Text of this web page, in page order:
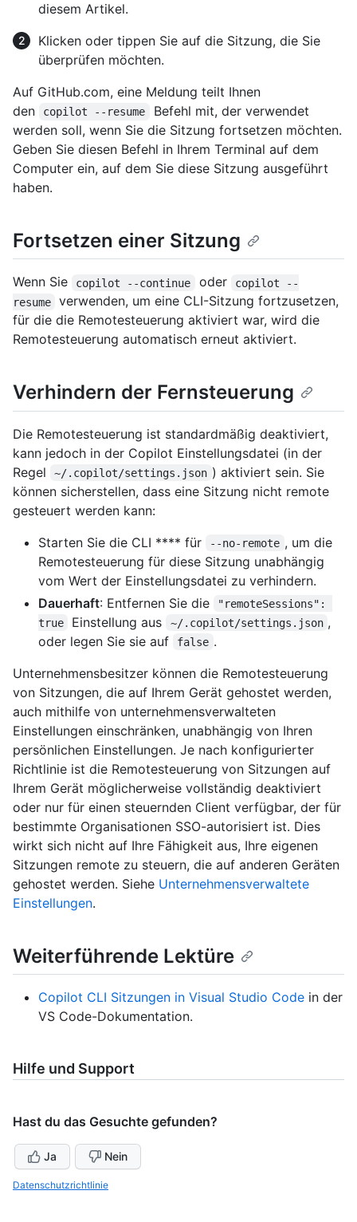
diesem Artikel.
Klicken oder tippen Sie auf die Sitzung, die Sie
überprüfen möchten.
Auf GitHub.com, eine Meldung teilt Ihnen
den
copilot --resume
Befehl mit, der verwendet
werden soll, wenn Sie die Sitzung fortsetzen möchten.
Geben Sie diesen Befehl in Ihrem Terminal auf dem
Computer ein, auf dem Sie diese Sitzung ausgeführt
haben.
Fortsetzen einer Sitzung
Wenn Sie copilot --continue oder
copilot --
resume
verwenden, um eine CLI-Sitzung fortzusetzen,
für die die Remotesteuerung aktiviert war, wird die
Remotesteuerung automatisch erneut aktiviert.
Verhindern der Fernsteuerung
Die Remotesteuerung ist standardmäßig deaktiviert,
kann jedoch in der Copilot Einstellungsdatei (in der
Regel
~/.copilot/settings.json ) aktiviert sein. Sie
können sicherstellen, dass eine Sitzung nicht remote
gesteuert werden kann:
Starten Sie die CLI **** für
--no-remote , um die
Remotesteuerung für diese Sitzung unabhängig
vom Wert der Einstellungsdatei zu verhindern.
Dauerhaft: Entfernen Sie die
"remoteSessions":
true
Einstellung aus ~/.copilot/settings.json ,
oder legen Sie sie auf
false .
Unternehmensbesitzer können die Remotesteuerung
von Sitzungen, die auf Ihrem Gerät gehostet werden,
auch mithilfe von unternehmensverwalteten
Einstellungen einschränken, unabhängig von Ihren
persönlichen Einstellungen. Je nach konfigurierter
Richtlinie ist die Remotesteuerung von Sitzungen auf
Ihrem Gerät möglicherweise vollständig deaktiviert
oder nur für einen steuernden Client verfügbar, der für
bestimmte Organisationen SSO-autorisiert ist. Dies
wirkt sich nicht auf Ihre Fähigkeit aus, Ihre eigenen
Sitzungen remote zu steuern, die auf anderen Geräten
gehostet werden. Siehe Unternehmensverwaltete
Einstellungen.
Weiterführende Lektüre
Copilot CLI Sitzungen in Visual Studio Code in der
VS Code-Dokumentation.
Hilfe und Support
Hast du das Gesuchte gefunden?
Ja Nein
Datenschutzrichtlinie